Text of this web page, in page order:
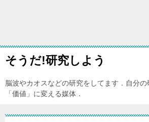
そうだ!研究しよう
脳波やカオスなどの研究をしてます．自分
「価値」に変える媒体．